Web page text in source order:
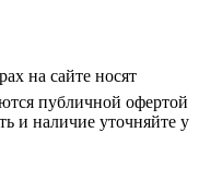
на сайте носят
публичной офертой
и наличие уточняйте у